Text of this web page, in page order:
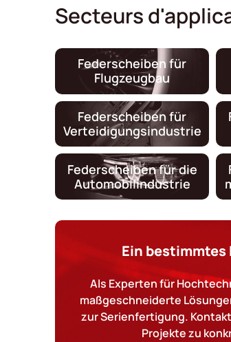
Secteurs
Federscheiben für
Flugzeugbau
Federscheiben für
Verteidigungsindustrie
Federscheiben für die
Automobilindustrie
Ein
Als Experten für
maßgeschneiderte
zur Serienfertigung.
Projekte zu